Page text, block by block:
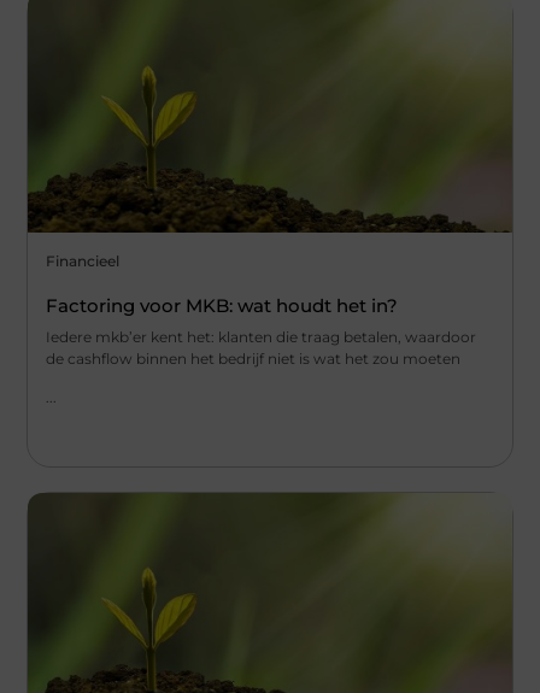
Financieel
Factoring voor MKB: wat houdt het in?
Iedere mkb’er kent het: klanten die traag betalen, waardoor
de cashflow binnen het bedrijf niet is wat het zou moeten
...